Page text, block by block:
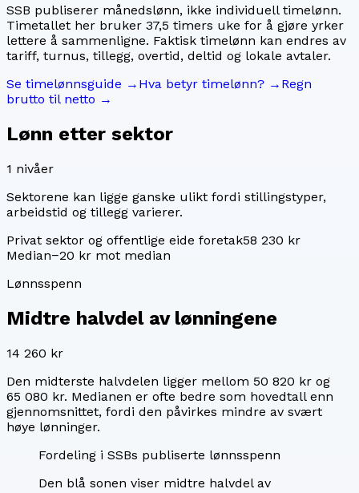
SSB publiserer månedslønn, ikke individuell timelønn.
Timetallet her bruker 37,5 timers uke for å gjøre yrker
lettere å sammenligne. Faktisk timelønn kan endres av
tariff, turnus, tillegg, overtid, deltid og lokale avtaler.
Se timelønnsguide → Hva betyr timelønn? → Regn
brutto til netto →
Lønn etter sektor
1 nivåer
Sektorene kan ligge ganske ulikt fordi stillingstyper,
arbeidstid og tillegg varierer.
Privat sektor og offentlige eide foretak58 230 kr
Median−20 kr mot median
Lønnsspenn
Midtre halvdel av lønningene
14 260 kr
Den midterste halvdelen ligger mellom 50 820 kr og
65 080 kr. Medianen er ofte bedre som hovedtall enn
gjennomsnittet, fordi den påvirkes mindre av svært
høye lønninger.
Fordeling i SSBs publiserte lønnsspenn
Den blå sonen viser midtre halvdel av